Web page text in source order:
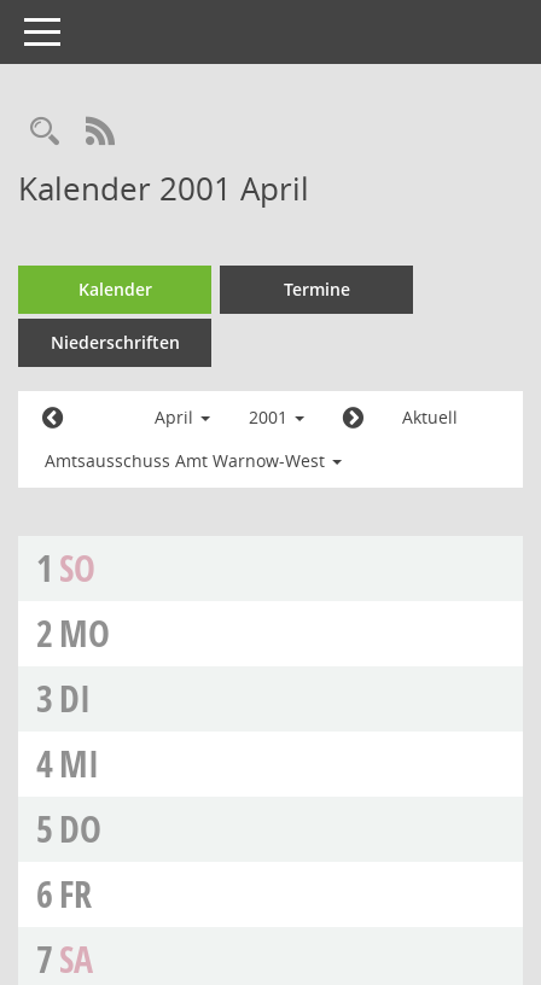
Toggle
navigation
Kalender 2001 April
Kalender Termine
Niederschriften
April 2001
Aktuell
Amtsausschuss Amt Warnow-West
1 SO
2MO
3DI
4MI
5DO
6FR
7SA